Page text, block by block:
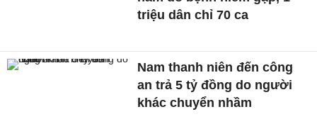
triệu dân chỉ 70 ca
Nam thanh niên đến công
an trả 5 tỷ đồng do người
khác chuyển nhầm